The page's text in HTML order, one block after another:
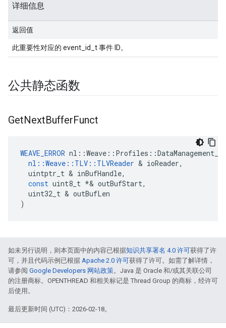
详细信息
返回值
此重要性对应的 event_id_t 事件 ID。
公共静态函数
GetNextBufferFunct
WEAVE_ERROR nl ::Weave :: Profiles ::
nl ::Weave :: TLV :: TLVReader & ioReader,
uintptr_t & inBufHandle,
const uint8_t *& outBufStart,
uint32_t & outBufLen
)
如未另行说明，则本页面中的内容已根据知识共享署名 4.0 许可获得了许
可，并且代码示例已根据 Apache 2.0 许可获得了许可。如需了解详情，
请参阅 Google Developers 网站政策。Java 是 Oracle 和/或其关联公司
的注册商标。OPENTHREAD 和相关标记是 Thread Group 的商标，经许可
后使用。
最后更新时间 (UTC)：2026-02-18。